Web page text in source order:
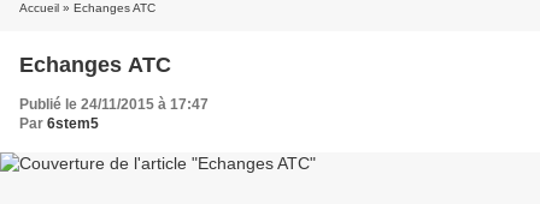
Accueil » Echanges ATC
Echanges ATC
Publié le 24/11/2015 à 17:47
Par 6stem5